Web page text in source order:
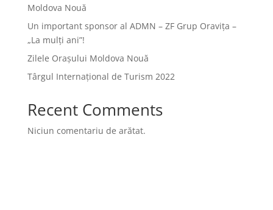
Moldova Nouă
Un important sponsor al ADMN – ZF Grup Oravița –
„La mulți ani”!
Zilele Orașului Moldova Nouă
Târgul Internațional de Turism 2022
Recent Comments
Niciun comentariu de arătat.